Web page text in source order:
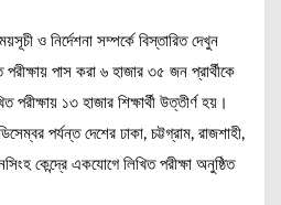
ও নির্দেশনা সম্পর্কে বিস্তারিত দেখুন
পাস করা ৬ হাজার ৩৫ জন প্রার্থীকে
পরীক্ষায় ১৩ হাজার শিক্ষার্থী উত্তীর্ণ হয়।
পর্যন্ত দেশের ঢাকা, চট্টগ্রাম, রাজশাহী,
কেন্দ্রে একযোগে লিখিত পরীক্ষা অনুষ্ঠিত